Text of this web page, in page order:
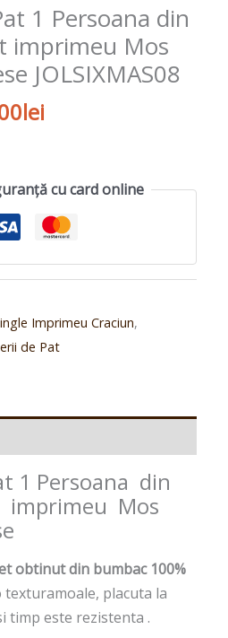
1 Persoana din
imprimeu Mos
JOLSIXMAS08
lei
cu card online
Imprimeu Craciun,
de Pat
1 Persoana din
imprimeu Mos
obtinut din bumbac 100%
placuta la
timp este rezistenta .